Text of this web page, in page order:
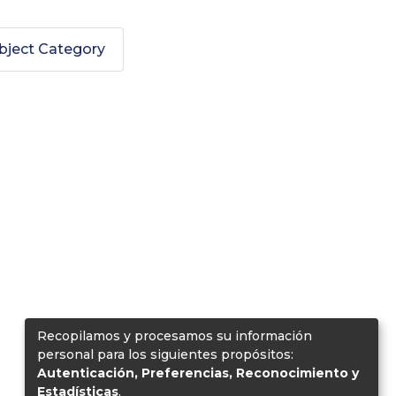
Category
Recopilamos y procesamos su información
personal para los siguientes propósitos:
Autenticación, Preferencias, Reconocimiento y
Estadísticas.